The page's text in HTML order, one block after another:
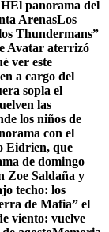
El panorama del
ArenasLos
Thundermans”
Avatar aterrizó
ver este
a cargo del
sopla el
las
los niños de
con el
Eidrien, que
de domingo
Zoe Saldaña y
techo: los
de Mafia” el
viento: vuelve